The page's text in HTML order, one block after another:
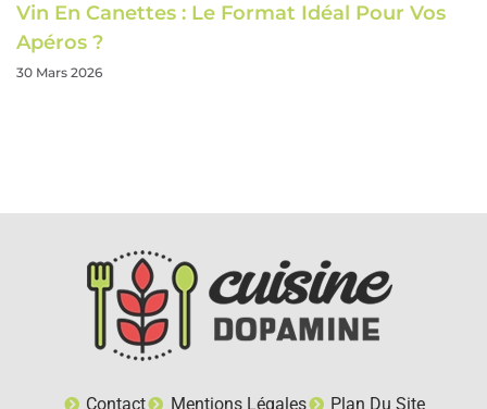
Vin En Canettes : Le Format Idéal Pour Vos
Apéros ?
30 Mars 2026
Contact Mentions Légales Plan Du Site